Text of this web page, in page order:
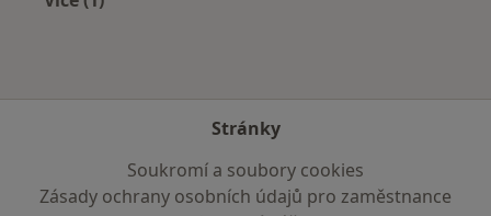
Stránky
Soukromí a soubory cookies
Zásady ochrany osobních údajů pro zaměstnance